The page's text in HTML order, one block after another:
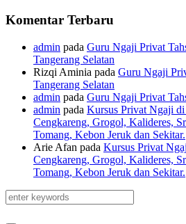
Komentar Terbaru
admin pada Guru Ngaji Privat
Tangerang Selatan
Rizqi Aminia pada Guru Ngaji
Tangerang Selatan
admin pada Guru Ngaji Privat
admin pada Kursus Privat Ngaji
Cengkareng, Grogol, Kalideres,
Tomang, Kebon Jeruk dan Sekitar.
Arie Afan pada Kursus Privat
Cengkareng, Grogol, Kalideres,
Tomang, Kebon Jeruk dan Sekitar.